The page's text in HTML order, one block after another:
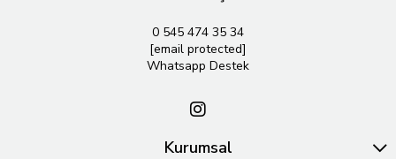
0 545 474 35 34
[email protected]
Whatsapp Destek
Kurumsal